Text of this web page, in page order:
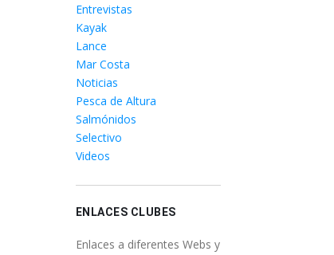
Entrevistas
Kayak
Lance
Mar Costa
Noticias
Pesca de Altura
Salmónidos
Selectivo
Videos
ENLACES CLUBES
Enlaces a diferentes Webs y